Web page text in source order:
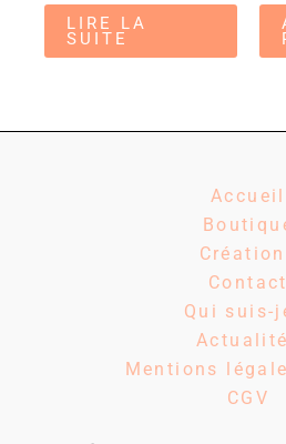
LIRE LA
SUITE
Accueil
Contact
Qui suis-
Mentions
CGV